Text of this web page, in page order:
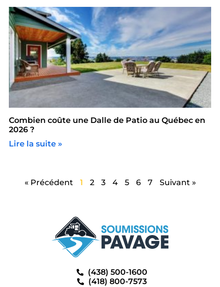
Combien coûte une Dalle de Patio au Québec en
2026 ?
Lire la suite »
« Précédent 1 2 3 4 5 6 7 Suivant »
(438) 500-1600
(418) 800-7573